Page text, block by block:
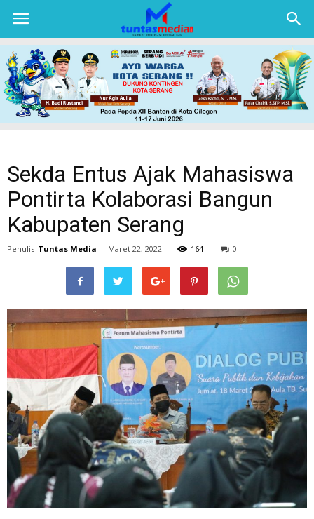
TUNTAS
MEDIA
Sekda Entus Ajak Mahasiswa
Pontirta Kolaborasi Bangun
Kabupaten Serang
Penulis Tuntas Media - Maret 22, 2022 164 0